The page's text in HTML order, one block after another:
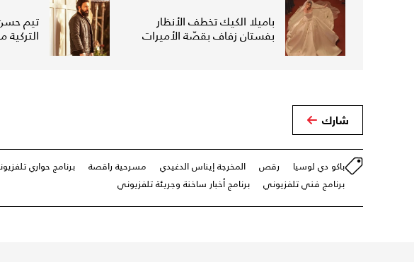
باميلا الكيك تخطف الأنظار
بفستان زفاف بقصّة الأميرات
تيم
شارك
باكو دي لوسيا رقص المخرجة إيناس الدغيدي مسرحية راقصة برنامج حواري
برنامج فني تلفزيوني
برنامج أخبار ساخنة وجريئة تلفزيوني